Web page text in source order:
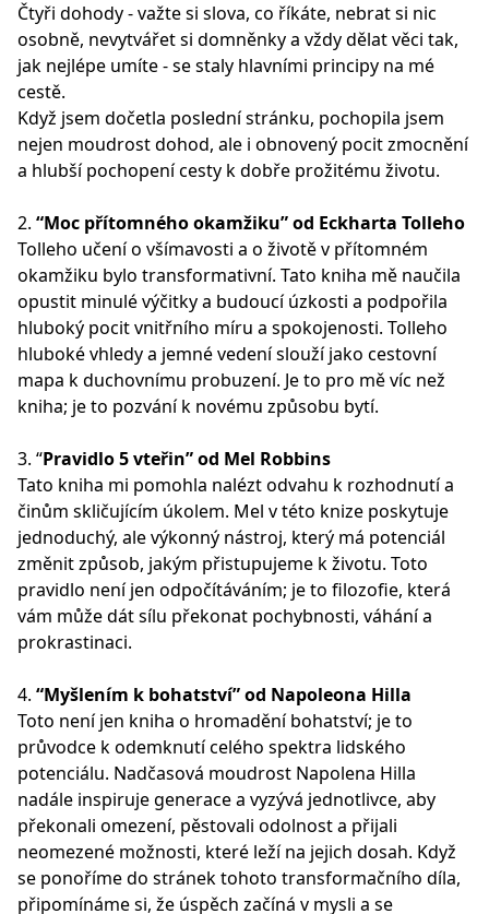
Čtyři dohody - važte si slova, co říkáte, nebrat si nic
osobně, nevytvářet si domněnky a vždy dělat věci tak,
jak nejlépe umíte - se staly hlavními principy na mé
cestě.
Když jsem dočetla poslední stránku, pochopila jsem
nejen moudrost dohod, ale i obnovený pocit zmocnění
a hlubší pochopení cesty k dobře prožitému životu.
2. “Moc přítomného okamžiku” od Eckharta Tolleho
Tolleho učení o všímavosti a o životě v přítomném
okamžiku bylo transformativní. Tato kniha mě naučila
opustit minulé výčitky a budoucí úzkosti a podpořila
hluboký pocit vnitřního míru a spokojenosti. Tolleho
hluboké vhledy a jemné vedení slouží jako cestovní
mapa k duchovnímu probuzení. Je to pro mě víc než
kniha; je to pozvání k novému způsobu bytí.
3. “Pravidlo 5 vteřin” od Mel Robbins
Tato kniha mi pomohla nalézt odvahu k rozhodnutí a
činům skličujícím úkolem. Mel v této knize poskytuje
jednoduchý, ale výkonný nástroj, který má potenciál
změnit způsob, jakým přistupujeme k životu. Toto
pravidlo není jen odpočítáváním; je to filozofie, která
vám může dát sílu překonat pochybnosti, váhání a
prokrastinaci.
4. “Myšlením k bohatství” od Napoleona Hilla
Toto není jen kniha o hromadění bohatství; je to
průvodce k odemknutí celého spektra lidského
potenciálu. Nadčasová moudrost Napolena Hilla
nadále inspiruje generace a vyzývá jednotlivce, aby
překonali omezení, pěstovali odolnost a přijali
neomezené možnosti, které leží na jejich dosah. Když
se ponoříme do stránek tohoto transformačního díla,
připomínáme si, že úspěch začíná v mysli a se